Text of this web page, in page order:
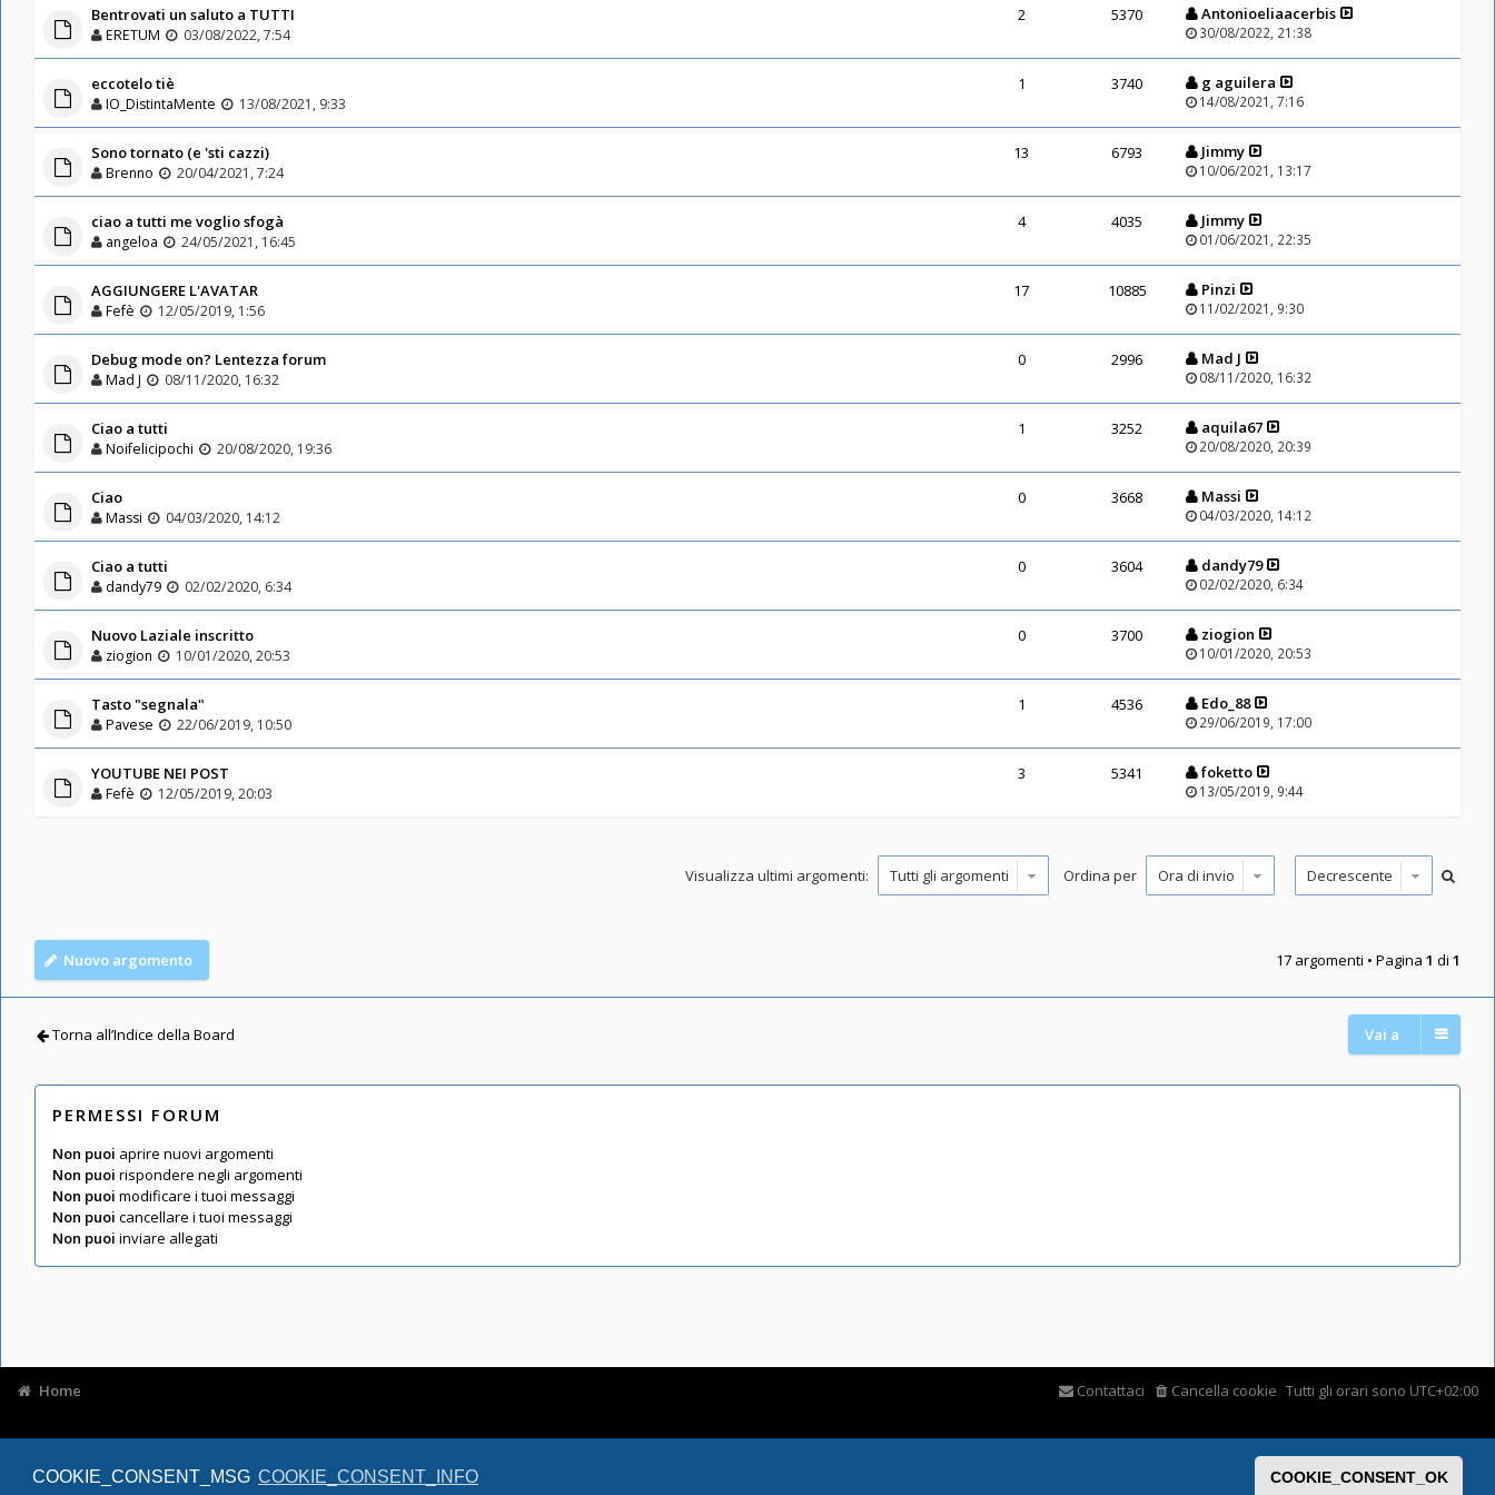
COOKIE_CONSENT_MSG COOKIE_CONSENT_INFO COOKIE_CONSENT_OK
Bentrovati un saluto a TUTTI
ERETUM 03/08/2022, 7:54
2 5370 Antonioeliaacerbis
30/08/2022, 21:38
eccotelo tiè
IO_DistintaMente 13/08/2021, 9:33
1 3740 g aguilera
14/08/2021, 7:16
Sono tornato (e 'sti cazzi)
Brenno 20/04/2021, 7:24
13 6793 Jimmy
10/06/2021, 13:17
ciao a tutti me voglio sfogà
angeloa 24/05/2021, 16:45
4 4035 Jimmy
01/06/2021, 22:35
AGGIUNGERE L'AVATAR
Fefè 12/05/2019, 1:56
17 10885 Pinzi
11/02/2021, 9:30
Debug mode on? Lentezza forum
Mad J 08/11/2020, 16:32
0 2996 Mad J
08/11/2020, 16:32
Ciao a tutti
Noifelicipochi 20/08/2020, 19:36
1 3252 aquila67
20/08/2020, 20:39
Ciao
Massi 04/03/2020, 14:12
0 3668 Massi
04/03/2020, 14:12
Ciao a tutti
dandy79 02/02/2020, 6:34
0 3604 dandy79
02/02/2020, 6:34
Nuovo Laziale inscritto
ziogion 10/01/2020, 20:53
0 3700 ziogion
10/01/2020, 20:53
Tasto "segnala"
Pavese 22/06/2019, 10:50
1 4536 Edo_88
29/06/2019, 17:00
YOUTUBE NEI POST
Fefè 12/05/2019, 20:03
3 5341 foketto
13/05/2019, 9:44
Visualizza ultimi argomenti: Ordina per
Nuovo argomento 17 argomenti • Pagina 1 di 1
Torna all’Indice della Board Vai a
PERMESSI FORUM
Non puoi aprire nuovi argomenti
Non puoi rispondere negli argomenti
Non puoi modificare i tuoi messaggi
Non puoi cancellare i tuoi messaggi
Non puoi inviare allegati
Home Tutti gli orari sono UTC+02:00
Cancella cookie
Contattaci